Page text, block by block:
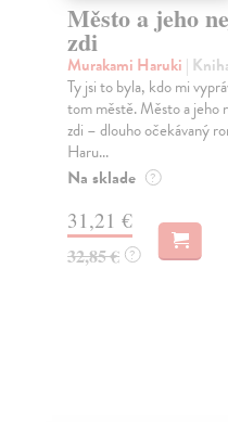
Město a jeho
zdi
Murakami Haruki |
Ty jsi to byla, kdo mi
tom městě. Město a jeho
zdi – dlouho očekávaný
Haru...
Na sklade ?
31,21 €
32,85 € ?